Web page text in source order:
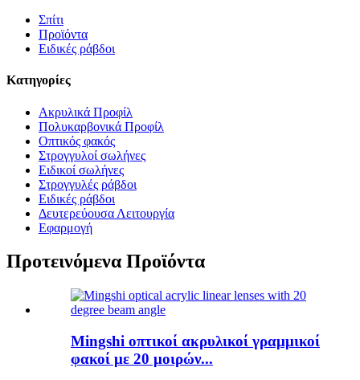
Σπίτι
Προϊόντα
Ειδικές ράβδοι
Κατηγορίες
Ακρυλικά Προφίλ
Πολυκαρβονικά Προφίλ
Οπτικός φακός
Στρογγυλοί σωλήνες
Ειδικοί σωλήνες
Στρογγυλές ράβδοι
Ειδικές ράβδοι
Δευτερεύουσα Λειτουργία
Εφαρμογή
Προτεινόμενα Προϊόντα
Mingshi οπτικοί ακρυλικοί γραμμικοί
φακοί με 20 μοιρών...